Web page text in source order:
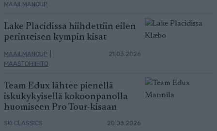
MAAILMANCUP
Lake Placidissa hiihdettiin eilen
perinteisen kympin kisat
MAAILMANCUP
MAASTOHIIHTO
21.03.2026
Team Edux lähtee pienellä
iskukykyisellä kokoonpanolla
huomiseen Pro Tour-kisaan
SKI CLASSICS 20.03.2026